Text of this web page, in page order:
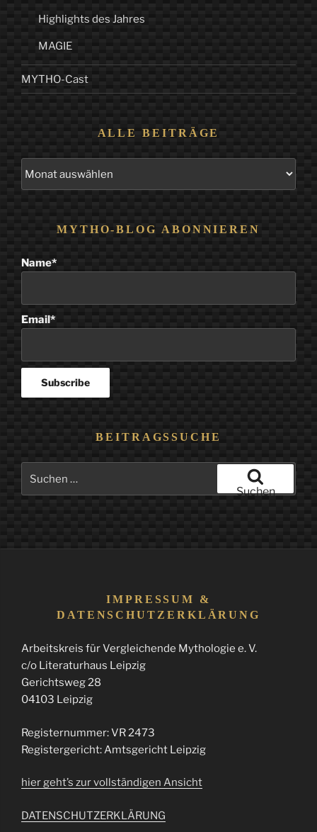
Highlights des Jahres
MAGIE
MYTHO-Cast
ALLE BEITRÄGE
MYTHO-BLOG ABONNIEREN
Name*
Email*
BEITRAGSSUCHE
nach:
Suchen
IMPRESSUM &
DATENSCHUTZERKLÄRUNG
Arbeitskreis für Vergleichende Mythologie e. V.
c/o Literaturhaus Leipzig
Gerichtsweg 28
04103 Leipzig
Registernummer: VR 2473
Registergericht: Amtsgericht Leipzig
hier geht’s zur vollständigen Ansicht
DATENSCHUTZERKLÄRUNG